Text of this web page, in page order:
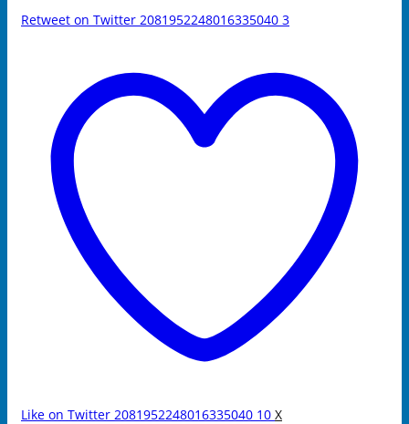
Retweet on Twitter 2081952248016335040 3
Like on Twitter 2081952248016335040 10 X